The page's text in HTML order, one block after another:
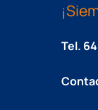
Tel.